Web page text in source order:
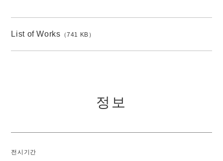
List of Works （741 KB）
정보
전시기간